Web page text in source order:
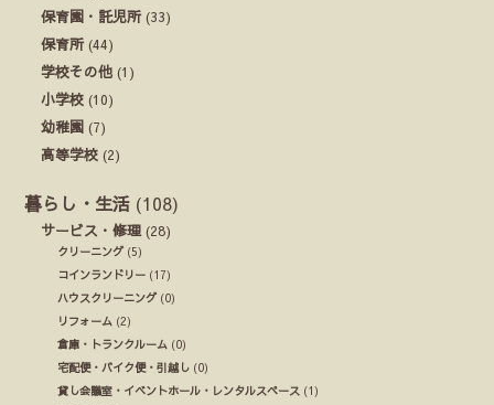
保育園・託児所(33)
保育所(44)
学校その他 (1)
小学校 (10)
幼稚園 (7)
高等学校 (2)
暮らし・生活 (108)
サービス・修理 (28)
クリーニング(5)
コインランドリー (17)
ハウスクリーニング(0)
リフォーム (2)
倉庫・トランクルーム (0)
宅配便・バイク便・引越し (0)
貸し会議室・イベントホール・レンタルスペース (1)